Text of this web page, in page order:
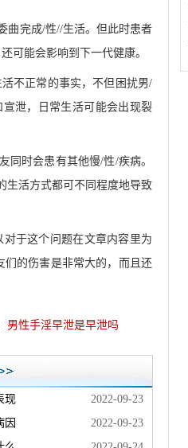
曲完成/性//生活。但此时患者
可能会影响到下一代健康。
不正常的事实，不但困扰男/
泄，日常生活可能会出现裂
同时会患有其他慢/性/疾病。
生活方式都可不同程度地导致
于这个问题在文章内容里为
的伤害是非常大的，而且还
男性手淫早泄是早泄吗
2022-09-23
现
2022-09-23
因